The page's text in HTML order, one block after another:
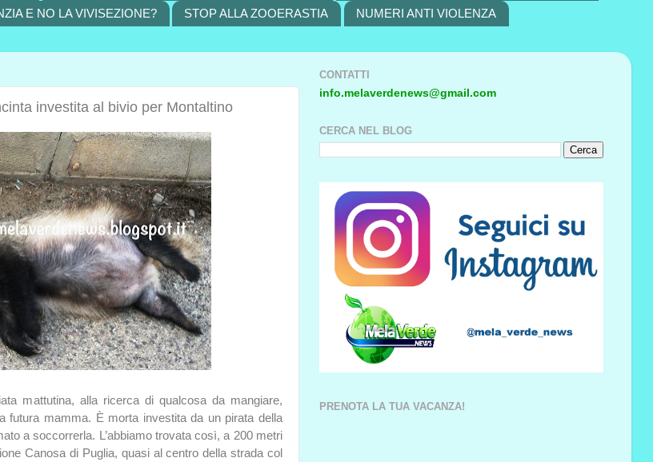
E NO LA VIVISEZIONE? STOP ALLA ZOOERASTIA
NUMERI ANTI VIOLENZA
investita al bivio per Montaltino
mattutina, alla ricerca di qualcosa da mangiare,
futura mamma. È morta investita da un pirata della
a soccorrerla. L’abbiamo trovata così, a 200 metri
Canosa di Puglia, quasi al centro della strada col
CONTATTI
info.melaverdenews@gmail.com
CERCA NEL BLOG
PRENOTA LA TUA VACANZA!